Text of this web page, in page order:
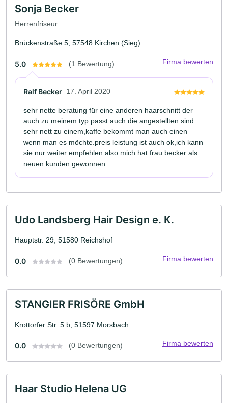
Sonja Becker
Herrenfriseur
Brückenstraße 5, 57548 Kirchen (Sieg)
5.0 (1 Bewertung) Firma bewerten
Ralf Becker 17. April 2020
sehr nette beratung für eine anderen haarschnitt der
auch zu meinem typ passt auch die angestellten sind
sehr nett zu einem,kaffe bekommt man auch einen
wenn man es möchte.preis leistung ist auch ok,ich kann
sie nur weiter empfehlen also mich hat frau becker als
neuen kunden gewonnen.
Udo Landsberg Hair Design e. K.
Hauptstr. 29, 51580 Reichshof
0.0 (0 Bewertungen) Firma bewerten
STANGIER FRISÖRE GmbH
Krottorfer Str. 5 b, 51597 Morsbach
0.0 (0 Bewertungen) Firma bewerten
Haar Studio Helena UG